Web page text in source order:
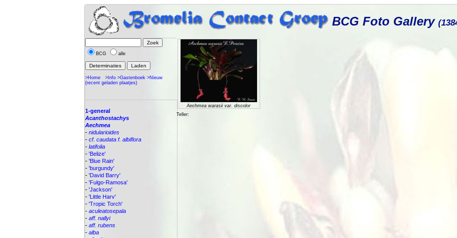
BCG Foto Gallery
BCG alle
>Home >Info >Gastenboek >Nieuw
(recent geladen plaatjes)
1-general
Acanthostachys
Aechmea
- nidularioides
- cf. caudata f. albiflora
- latifolia
- 'Belize'
- 'Blue Rain'
- 'burgundy'
- 'David Barry'
- 'Fulgo-Ramosa'
- 'Jackson'
- 'Little Harv'
- 'Tropic Torch'
- aculeatosepala
- aff. nallyi
- aff. rubens
- alba
Aechmea warasii var. discolor
Teller: